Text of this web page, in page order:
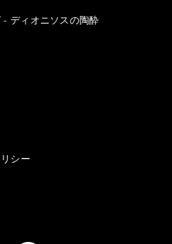
- ディオニソスの陶酔
シー